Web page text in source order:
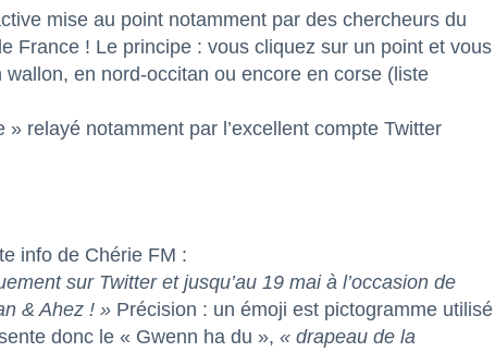
mise au point notamment par des chercheurs du
France ! Le principe : vous cliquez sur un point et vous
en nord-occitan ou encore en corse (liste
relayé notamment par l’excellent compte Twitter
info de Chérie FM :
sur Twitter et jusqu’au 19 mai à l’occasion de
& Ahez ! » Précision : un émoji est pictogramme utilisé
donc le « Gwenn ha du », « drapeau de la